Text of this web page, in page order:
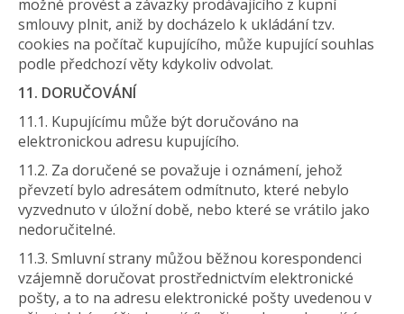
možné provést a závazky prodávajícího z kupní
smlouvy plnit, aniž by docházelo k ukládání tzv.
cookies na počítač kupujícího, může kupující souhlas
podle předchozí věty kdykoliv odvolat.
11. DORUČOVÁNÍ
11.1. Kupujícímu může být doručováno na
elektronickou adresu kupujícího.
11.2. Za doručené se považuje i oznámení, jehož
převzetí bylo adresátem odmítnuto, které nebylo
vyzvednuto v úložní době, nebo které se vrátilo jako
nedoručitelné.
11.3. Smluvní strany můžou běžnou korespondenci
vzájemně doručovat prostřednictvím elektronické
pošty, a to na adresu elektronické pošty uvedenou v